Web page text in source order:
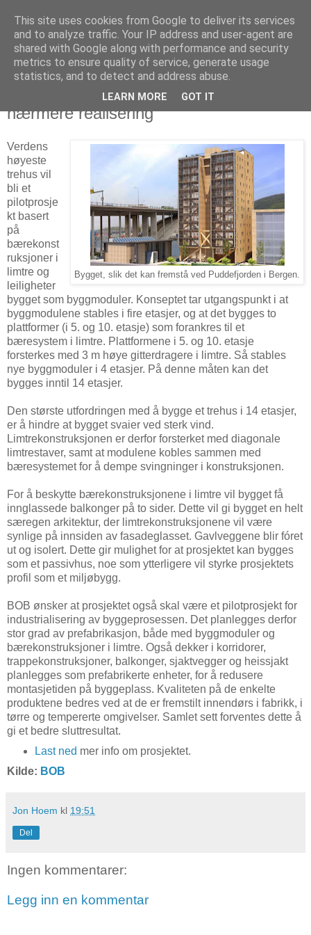
Arkitektur & Miljøteknologi
08 juni 2012
Verdens høyeste trehus
nærmere realisering
Bygget, slik det kan fremstå ved Puddefjorden i Bergen.
Verdens
høyeste
trehus vil
bli et
pilotprosje
kt basert
på
bærekonst
ruksjoner i
limtre og
leiligheter
bygget som byggmoduler. Konseptet tar utgangspunkt i at
byggmodulene stables i fire etasjer, og at det bygges to
plattformer (i 5. og 10. etasje) som forankres til et
bæresystem i limtre. Plattformene i 5. og 10. etasje
forsterkes med 3 m høye gitterdragere i limtre. Så stables
nye byggmoduler i 4 etasjer. På denne måten kan det
bygges inntil 14 etasjer.
Den største utfordringen med å bygge et trehus i 14 etasjer,
er å hindre at bygget svaier ved sterk vind.
Limtrekonstruksjonen er derfor forsterket med diagonale
limtrestaver, samt at modulene kobles sammen med
bæresystemet for å dempe svingninger i konstruksjonen.
For å beskytte bærekonstruksjonene i limtre vil bygget få
innglassede balkonger på to sider. Dette vil gi bygget en helt
særegen arkitektur, der limtrekonstruksjonene vil være
synlige på innsiden av fasadeglasset. Gavlveggene blir fóret
ut og isolert. Dette gir mulighet for at prosjektet kan bygges
som et passivhus, noe som ytterligere vil styrke prosjektets
profil som et miljøbygg.
BOB ønsker at prosjektet også skal være et pilotprosjekt for
industrialisering av byggeprosessen. Det planlegges derfor
stor grad av prefabrikasjon, både med byggmoduler og
bærekonstruksjoner i limtre. Også dekker i korridorer,
trappekonstruksjoner, balkonger, sjaktvegger og heissjakt
planlegges som prefabrikerte enheter, for å redusere
montasjetiden på byggeplass. Kvaliteten på de enkelte
produktene bedres ved at de er fremstilt innendørs i fabrikk, i
tørre og tempererte omgivelser. Samlet sett forventes dette å
gi et bedre sluttresultat.
Last ned mer info om prosjektet.
Kilde: BOB
Jon Hoem kl 19:51
Del
Ingen kommentarer:
Legg inn en kommentar
This site uses cookies from Google to deliver its services
and to analyze traffic. Your IP address and user-agent are
shared with Google along with performance and security
metrics to ensure quality of service, generate usage
statistics, and to detect and address abuse.
LEARN MORE GOT IT